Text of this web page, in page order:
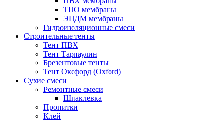
ТПО мембраны
ЭПДМ мембраны
Гидроизоляционные смеси
Строительные тенты
Тент ПВХ
Тент Тарпаулин
Брезентовые тенты
Тент Оксфорд (Oxford)
Сухие смеси
Ремонтные смеси
Шпаклевка
Пропитки
Клей